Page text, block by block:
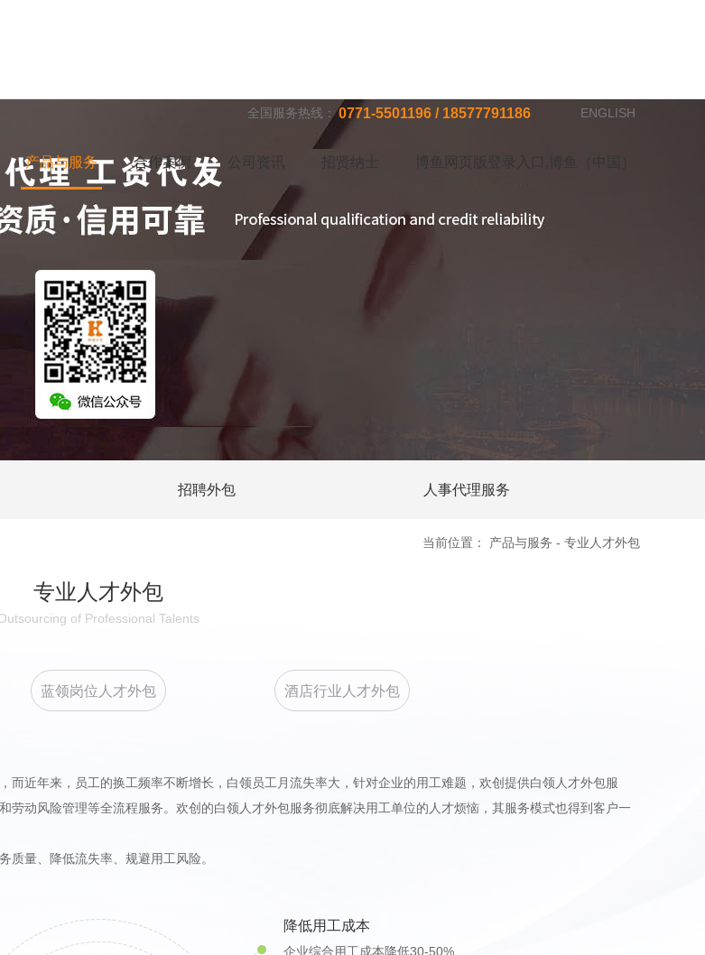
ENGLISH
全国服务热线：0771-5501196 / 18577791186
产品与服务 合作案例 公司资讯 招贤纳士 博鱼网页版登录入口,博鱼（中国）
招聘外包 人事代理服务
当前位置： 产品与服务 - 专业人才外包
专业人才外包
of Professional Talents
蓝领岗位人才外包 酒店行业人才外包
近年来，员工的换工频率不断增长，白领员工月流失率大，针对企业的用工难题，欢创提供白领人才外包服
动风险管理等全流程服务。欢创的白领人才外包服务彻底解决用工单位的人才烦恼，其服务模式也得到客户一
量、降低流失率、规避用工风险。
降低用工成本
企业综合用工成本降低30-50%